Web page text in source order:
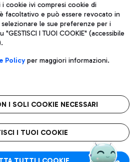
pensieri con il servizio di taxi a
una pausa gustosa in aeroporto
Imprese di Roma 13032990155 P.
int. vers.
Racchetti 1 - 00054 Fiumicino (RM)
Note legali
Roma FCO
stellato
cookie ivi compresi cookie di
facoltativo e può essere revocato in
le sue preferenze per i
I TUOI COOKIE" (accessibile
Policyper maggiori informazioni.
I SOLI COOKIE NECESSARI
I TUOI COOKIE